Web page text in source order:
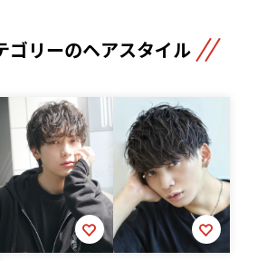
ゴリーのヘアスタイル